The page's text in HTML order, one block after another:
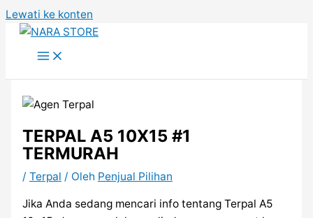
Lewati ke konten
TERPAL A5 10X15 #1
TERMURAH
/ Terpal / Oleh Penjual Pilihan
Jika Anda sedang mencari info tentang Terpal A5